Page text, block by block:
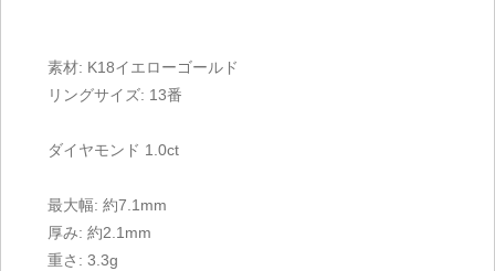
素材: K18イエローゴールド
リングサイズ: 13番
ダイヤモンド 1.0ct
最大幅: 約7.1mm
厚み: 約2.1mm
重さ: 3.3g